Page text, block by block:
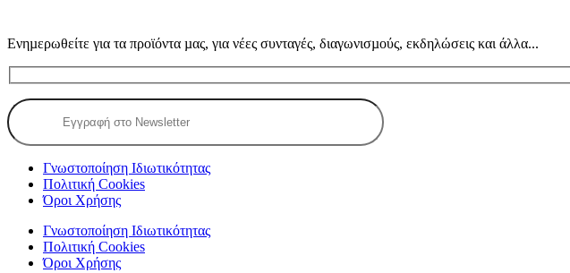
Ενηµερωθείτε για τα προϊόντα µας, για νέες συνταγές, διαγωνισµούς, εκδηλώσεις και άλλα...
Γνωστοποίηση Ιδιωτικότητας
Πολιτική Cookies
Όροι Χρήσης
Γνωστοποίηση Ιδιωτικότητας
Πολιτική Cookies
Όροι Χρήσης